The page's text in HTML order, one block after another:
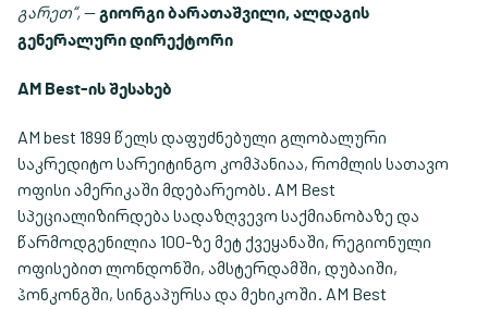
გარეთ“,—გიორგი ბარათაშვილი, ალდაგის
გენერალური დირექტორი.
AM Best-ის შესახებ:
AM best 1899 წელს დაფუძნებული გლობალური
საკრედიტო სარეიტინგო კომპანიაა, რომლის სათავო
ოფისი ამერიკაში მდებარეობს. AM Best
სპეციალიზირდება სადაზღვევო საქმიანობაზე და
წარმოდგენილია 100-ზე მეტ ქვეყანაში, რეგიონული
ოფისებით ლონდონში, ამსტერდამში, დუბაიში,
ჰონკონგში, სინგაპურსა და მეხიკოში. AM Best